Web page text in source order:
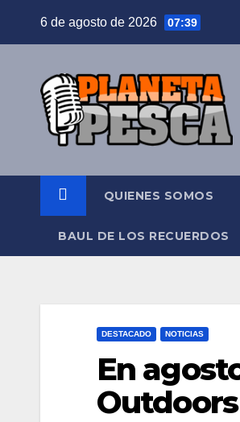
6 de agosto de 2026 07:39
QUIENES SOMOS
BAUL DE LOS RECUERDOS
DESTACADO NOTICIAS
En